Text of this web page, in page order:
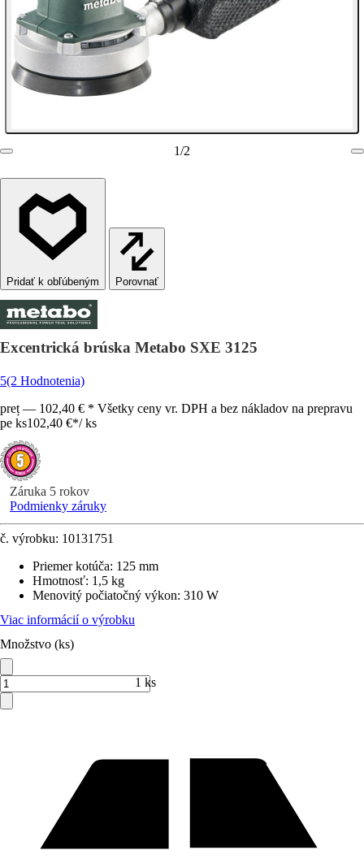
1/2
Porovnať
Excentrická brúska Metabo SXE 3125
5(2 Hodnotenia)
preț — 102,40 € * Všetky ceny vr. DPH a bez nákladov na prepravu
pe ks102,40 €*/ ks
Záruka 5 rokov
Podmienky záruky
č. výrobku: 10131751
Priemer kotúča: 125 mm
Hmotnosť: 1,5 kg
Menovitý počiatočný výkon: 310 W
Viac informácií o výrobku
Množstvo (ks)
1 ks